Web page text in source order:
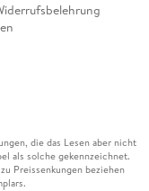
die das Lesen aber nicht
als solche gekennzeichnet.
Preissenkungen beziehen